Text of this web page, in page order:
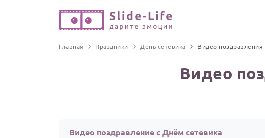
Главная Праздники День сетевика Видео поздравления
Видео
Видео поздравление с Днём сетевика